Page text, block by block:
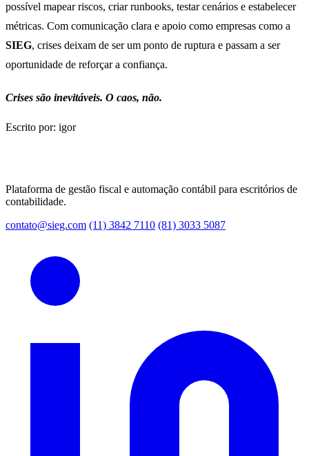
possível mapear riscos, criar runbooks, testar cenários e estabelecer
métricas. Com comunicação clara e apoio como empresas como a
SIEG, crises deixam de ser um ponto de ruptura e passam a ser
oportunidade de reforçar a confiança.
Crises são inevitáveis. O caos, não.
Escrito por: igor
Plataforma de gestão fiscal e automação contábil para escritórios de
contabilidade.
contato@sieg.com (11) 3842 7110 (81) 3033 5087